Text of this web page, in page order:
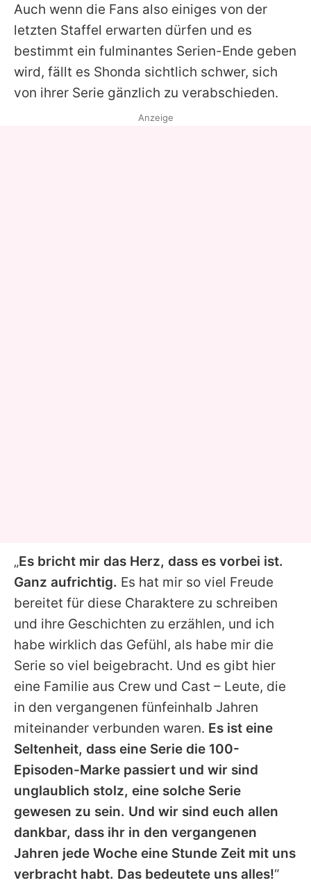
Auch wenn die Fans also einiges von der
letzten Staffel erwarten dürfen und es
bestimmt ein fulminantes Serien-Ende geben
wird, fällt es Shonda sichtlich schwer, sich
von ihrer Serie gänzlich zu verabschieden.
„Es bricht mir das Herz, dass es vorbei ist.
Ganz aufrichtig. Es hat mir so viel Freude
bereitet für diese Charaktere zu schreiben
und ihre Geschichten zu erzählen, und ich
habe wirklich das Gefühl, als habe mir die
Serie so viel beigebracht. Und es gibt hier
eine Familie aus Crew und Cast – Leute, die
in den vergangenen fünfeinhalb Jahren
miteinander verbunden waren. Es ist eine
Seltenheit, dass eine Serie die 100-
Episoden-Marke passiert und wir sind
unglaublich stolz, eine solche Serie
gewesen zu sein. Und wir sind euch allen
dankbar, dass ihr in den vergangenen
Jahren jede Woche eine Stunde Zeit mit uns
verbracht habt. Das bedeutete uns alles!“
Anzeige